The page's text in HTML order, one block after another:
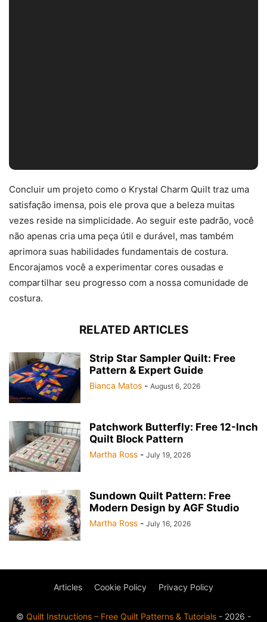
Concluir um projeto como o Krystal Charm Quilt traz uma
satisfação imensa, pois ele prova que a beleza muitas
vezes reside na simplicidade. Ao seguir este padrão, você
não apenas cria uma peça útil e durável, mas também
aprimora suas habilidades fundamentais de costura.
Encorajamos você a experimentar cores ousadas e
compartilhar seu progresso com a nossa comunidade de
costura.
RELATED ARTICLES
Strip Star Sampler Quilt: Free
Pattern & Expert Guide
Bianca Matos - August 6, 2026
Patchwork Butterfly: Free 12-Inch
Quilt Block Pattern
Martha Ross - July 19, 2026
Sundown Quilt Pattern: Free
Modern Design by AGF Studio
Martha Ross - July 16, 2026
Articles Cookie Policy Privacy Policy
© Quilt Instructions – Free Quilt Patterns & Tutorials - 2026 -